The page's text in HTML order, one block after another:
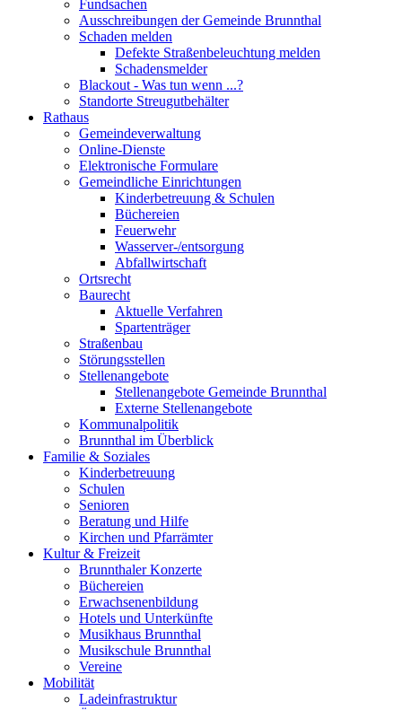
Fundsachen
Ausschreibungen der Gemeinde Brunnthal
Schaden melden
Defekte Straßenbeleuchtung melden
Schadensmelder
Blackout - Was tun wenn ...?
Standorte Streugutbehälter
Rathaus
Gemeindeverwaltung
Online-Dienste
Elektronische Formulare
Gemeindliche Einrichtungen
Kinderbetreuung & Schulen
Büchereien
Feuerwehr
Wasserver-/entsorgung
Abfallwirtschaft
Ortsrecht
Baurecht
Aktuelle Verfahren
Spartenträger
Straßenbau
Störungsstellen
Stellenangebote
Stellenangebote Gemeinde Brunnthal
Externe Stellenangebote
Kommunalpolitik
Brunnthal im Überblick
Familie & Soziales
Kinderbetreuung
Schulen
Senioren
Beratung und Hilfe
Kirchen und Pfarrämter
Kultur & Freizeit
Brunnthaler Konzerte
Büchereien
Erwachsenenbildung
Hotels und Unterkünfte
Musikhaus Brunnthal
Musikschule Brunnthal
Vereine
Mobilität
Ladeinfrastruktur